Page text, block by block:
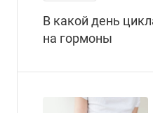
В какой день
на гормоны